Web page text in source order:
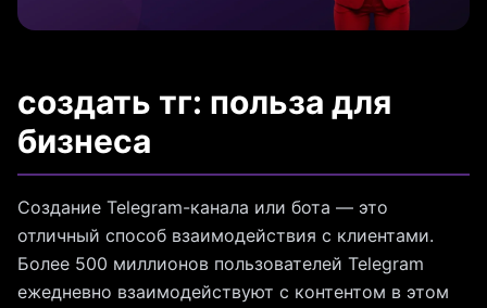
создать тг: польза для
бизнеса
Создание Telegram-канала или бота — это
отличный способ взаимодействия с клиентами.
Более 500 миллионов пользователей Telegram
ежедневно взаимодействуют с контентом в этом